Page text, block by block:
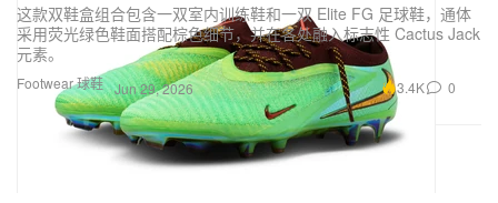
Footwear 球鞋
这款双鞋盒组合包含一双室内训练鞋和一双 Elite FG 足球鞋，通体
采用荧光绿色鞋面搭配棕色细节，并在各处融入标志性 Cactus Jack
元素。
Jun 29, 2026 3.4K 0